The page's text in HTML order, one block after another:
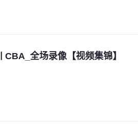
全场录像【视频集锦】